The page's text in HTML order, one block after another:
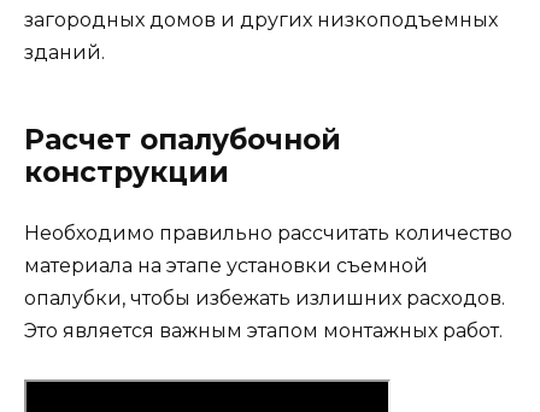
загородных домов и других низкоподъемных
зданий.
Расчет опалубочной
конструкции
Необходимо правильно рассчитать количество
материала на этапе установки съемной
опалубки, чтобы избежать излишних расходов.
Это является важным этапом монтажных работ.